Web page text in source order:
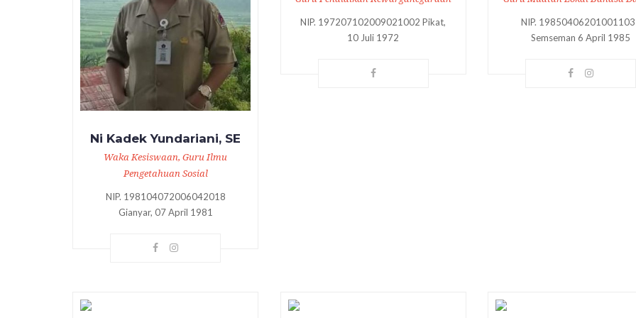
Ni Kadek Yundariani, SE
Waka Kesiswaan, Guru Ilmu
Pengetahuan Sosial
NIP. 198104072006042018
Gianyar, 07 April 1981
NIP. 197207102009021002 Pikat,
10 Juli 1972
NIP.
Semseman 6 April 1985